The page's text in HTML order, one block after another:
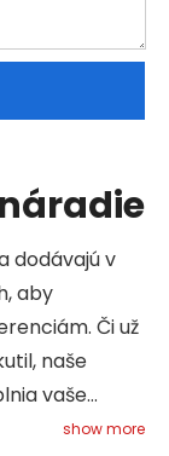
dodávajú v
aby
Či už
naše
vaše
navrhnuté
show more